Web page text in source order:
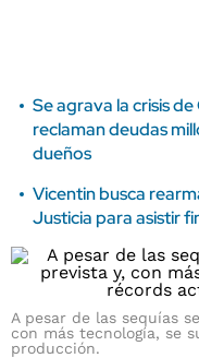
Se agrava la crisis
reclaman deudas
dueños
Vicentin busca
Justicia para asistir
A pesar de las sequías
con más tecnología, se
producción.